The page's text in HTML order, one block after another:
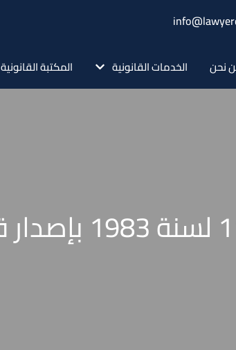
نحن الخدمات القانونية المكتبة القانونية